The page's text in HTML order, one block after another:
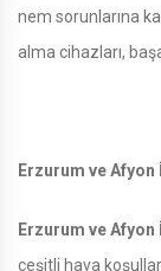
nem sorunlarına
alma cihazları,
Erzurum ve Afyon
Erzurum ve Afyon
çeşitli hava